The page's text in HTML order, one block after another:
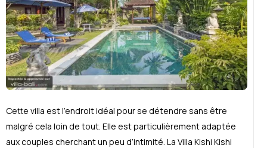
Cette villa est l’endroit idéal pour se détendre sans être
malgré cela loin de tout. Elle est particulièrement adaptée
aux couples cherchant un peu d’intimité. La Villa Kishi Kishi